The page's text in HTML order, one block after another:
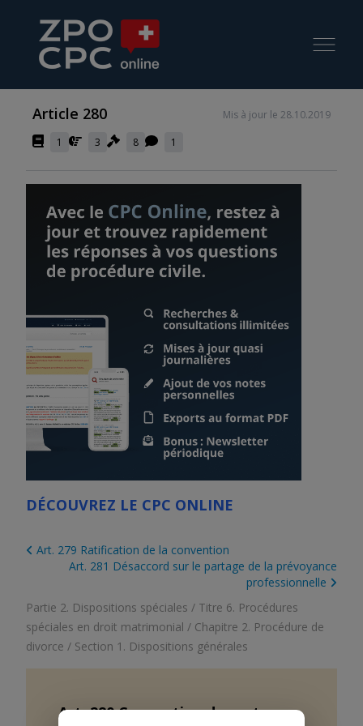
Article 280
Mis à jour le 28.10.2019
1
3 8 1
DÉCOUVREZ LE CPC ONLINE
Art. 279 Ratification de la convention
Art. 281 Désaccord sur le partage de la prévoyance
professionnelle
Partie 2. Dispositions spéciales / Titre 6. Procédures
spéciales en droit matrimonial / Chapitre 2. Procédure de
divorce / Section 1. Dispositions générales
Art.280 Convention de partage